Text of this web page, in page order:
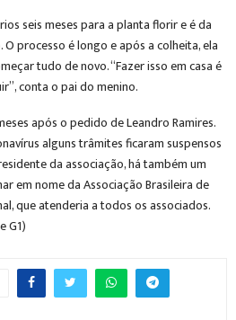
seis meses para a planta florir e é da
processo é longo e após a colheita, ela
tudo de novo. “Fazer isso em casa é
conta o pai do menino.
após o pedido de Leandro Ramires.
alguns trâmites ficaram suspensos
da associação, há também um
em nome da Associação Brasileira de
que atenderia a todos os associados.
G1)